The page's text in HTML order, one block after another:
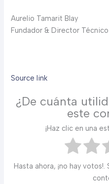
Aurelio Tamarit Blay
Fundador & Director
Source link
¿De cuánta
este
¡Haz clic en una
Hasta ahora, ¡no hay